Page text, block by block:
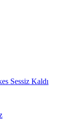
Sessiz Kaldı